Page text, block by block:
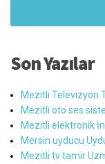
Son Yazılar
Mezitli Televizyon
Mezitli oto ses
Mezitli elektronik
Mersin uyducu
Mezitli tv tamir